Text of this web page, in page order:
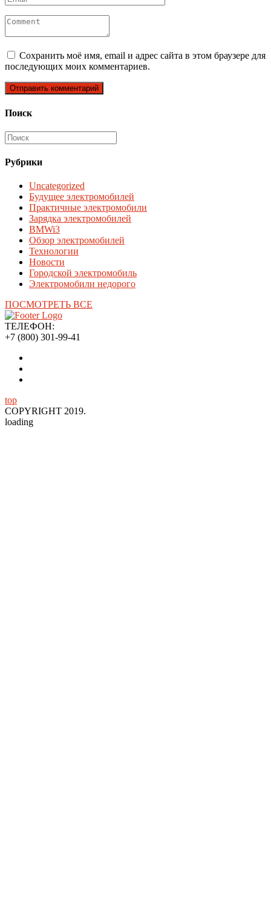
Сохранить моё имя, email и адрес сайта в этом браузере для
последующих моих комментариев.
Поиск
Рубрики
Uncategorized
Будущее электромобилей
Практичные электромобили
Зарядка электромобилей
BMWi3
Обзор электромобилей
Технологии
Новости
Городской электромобиль
Электромобили недорого
ПОСМОТРЕТЬ ВСЕ
ТЕЛЕФОН:
+7 (800) 301-99-41
top
COPYRIGHT 2019.
loading